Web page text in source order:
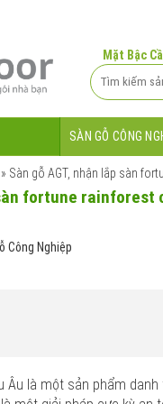
Mặt Bậc
Tìm
kiếm:
SÀN GỖ CÔNG
» Sàn gỗ AGT, nhận lắp sàn
fortune
Công Nghiệp
Âu là một sản phẩm